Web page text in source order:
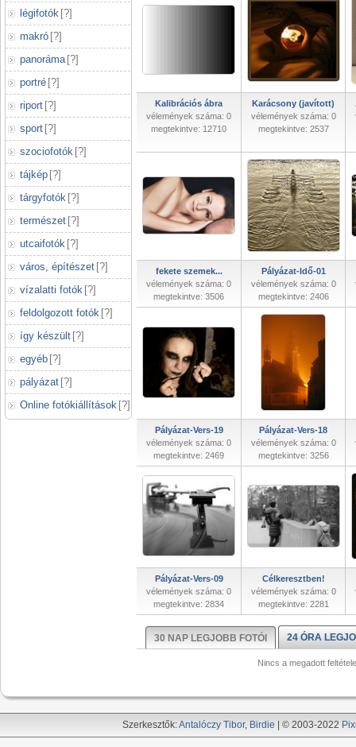
légifotók [?]
makró [?]
panoráma [?]
portré [?]
riport [?]
sport [?]
szociofotók [?]
tájkép [?]
tárgyfotók [?]
természet [?]
utcaifotók [?]
város, építészet [?]
vízalatti fotók [?]
feldolgozott fotók [?]
így készült [?]
egyéb [?]
pályázat [?]
Online fotókiállítások [?]
Kalibrációs ábra
vélemények száma: 0
megtekintve: 12710
Karácsony (javított)
vélemények száma: 0
megtekintve: 2537
fekete szemek...
vélemények száma: 0
megtekintve: 3506
Pályázat-Idő-01
vélemények száma: 0
megtekintve: 2406
Pályázat-Vers-19
vélemények száma: 0
megtekintve: 2469
Pályázat-Vers-18
vélemények száma: 0
megtekintve: 3256
Pályázat-Vers-09
vélemények száma: 0
megtekintve: 2834
Célkeresztben!
vélemények száma: 0
megtekintve: 2281
30 NAP LEGJOBB FOTÓI 24 ÓRA
Nincs a megadott
Szerkesztők:Antalóczy Tibor, Birdie | © 2003-2022